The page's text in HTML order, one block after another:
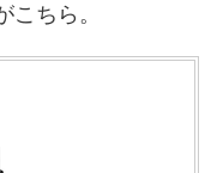
ちら。